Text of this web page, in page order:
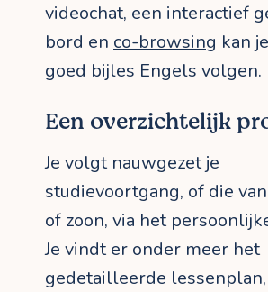
videochat, een interactief
bord en co-browsing kan
goed bijles Engels volgen.
Een overzichtelijk
Je volgt nauwgezet je
studievoortgang, of die
of zoon, via het
Je vindt er onder meer het
gedetailleerde lessenplan,